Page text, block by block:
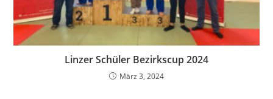
Linzer Schüler Bezirkscup 2024
März 3, 2024